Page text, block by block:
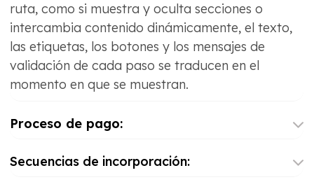
ruta, como si muestra y oculta secciones o
intercambia contenido dinámicamente, el texto,
las etiquetas, los botones y los mensajes de
validación de cada paso se traducen en el
momento en que se muestran.
Proceso de pago:
Secuencias de incorporación: